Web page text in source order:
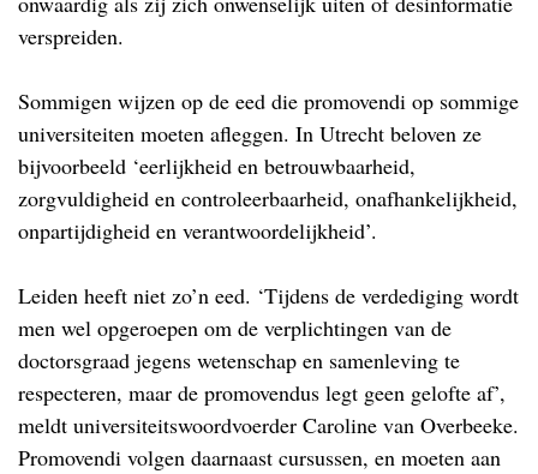
verspreiden.
Sommigen wijzen op de eed die promovendi op sommige
universiteiten moeten afleggen. In Utrecht beloven ze
bijvoorbeeld ‘eerlijkheid en betrouwbaarheid,
zorgvuldigheid en controleerbaarheid, onafhankelijkheid,
onpartijdigheid en verantwoordelijkheid’.
Leiden heeft niet zo’n eed. ‘Tijdens de verdediging wordt
men wel opgeroepen om de verplichtingen van de
doctorsgraad jegens wetenschap en samenleving te
respecteren, maar de promovendus legt geen gelofte af’,
meldt universiteitswoordvoerder Caroline van Overbeeke.
Promovendi volgen daarnaast cursussen, en moeten aan